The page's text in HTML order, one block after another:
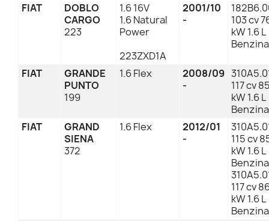
FIAT
DOBLO
CARGO
223
1.6 16V
1.6 Natural
Power
223ZXD1A
2001/10
-
103 cv
kW 1.6 L
Benzina
FIAT
GRANDE
PUNTO
199
1.6 Flex
2008/09
-
117 cv
kW 1.6 L
Benzina
FIAT
GRAND
SIENA
372
1.6 Flex
2012/01
-
115 cv
kW 1.6 L
Benzina
117 cv
kW 1.6 L
Benzina